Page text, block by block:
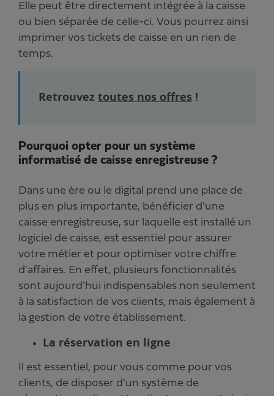
Elle peut être directement intégrée à la caisse
ou bien séparée de celle-ci. Vous pourrez ainsi
imprimer vos tickets de caisse en un rien de
temps.
Retrouvez toutes nos offres !
Pourquoi opter pour un système
informatisé de caisse enregistreuse ?
Dans une ère ou le digital prend une place de
plus en plus importante, bénéficier d'une
caisse enregistreuse, sur laquelle est installé un
logiciel de caisse, est essentiel pour assurer
votre métier et pour optimiser votre chiffre
d'affaires. En effet, plusieurs fonctionnalités
sont aujourd'hui indispensables non seulement
à la satisfaction de vos clients, mais également à
la gestion de votre établissement.
La réservation en ligne
Il est essentiel, pour vous comme pour vos
clients, de disposer d'un système de